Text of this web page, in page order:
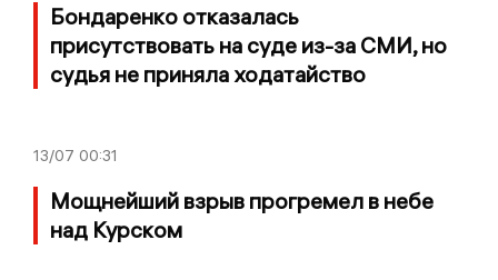
Бондаренко отказалась
присутствовать на суде из-за СМИ, но
судья не приняла ходатайство
13/07 00:31
Мощнейший взрыв прогремел в небе
над Курском